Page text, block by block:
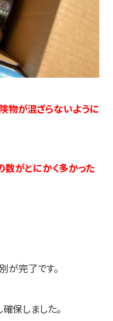
物が混ざらないように
がとにかく多かった
が完了です。
保しました。